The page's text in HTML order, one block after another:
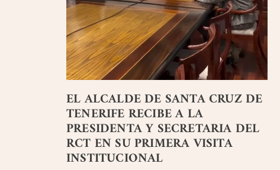
EL ALCALDE DE SANTA CRUZ DE
TENERIFE RECIBE A LA
PRESIDENTA Y SECRETARIA DEL
RCT EN SU PRIMERA VISITA
INSTITUCIONAL